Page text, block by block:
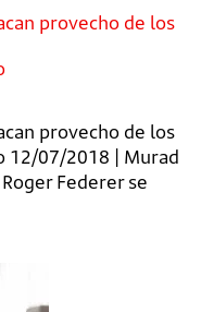
provecho de los
provecho de los
12/07/2018 | Murad
Federer se